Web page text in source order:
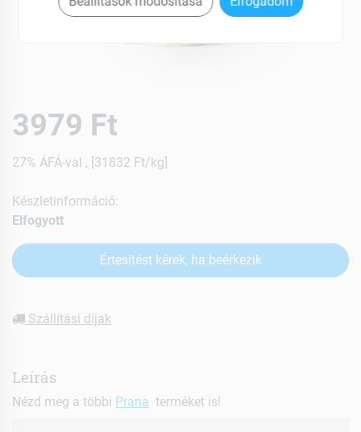
3979 Ft
27% ÁFÁ-val , [31832 Ft/kg]
Készletinformáció:
Elfogyott
Értesítést kérek, ha beérkezik
Szállítási díjak
Leírás
Nézd meg a többi Prana terméket is!